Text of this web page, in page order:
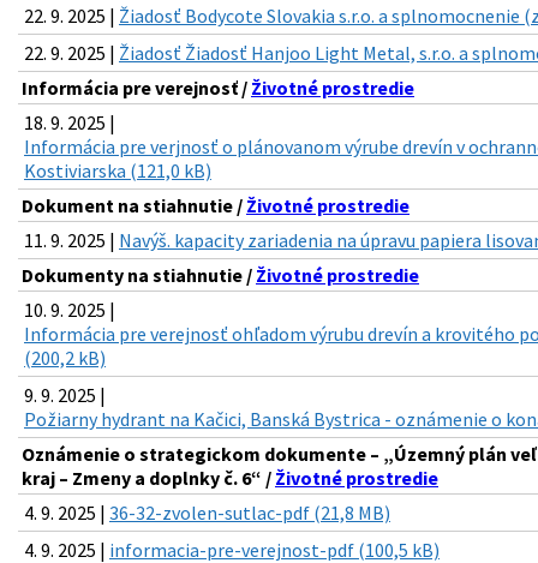
22. 9. 2025 | Žiadosť Bodycote Slovakia s.r.o. a splnomocnenie
22. 9. 2025 | Žiadosť Žiadosť Hanjoo Light Metal, s.r.o. a
Informácia pre verejnosť / Životné prostredie
18. 9. 2025 |
Informácia pre verjnosť o plánovanom výrube drevín v
Kostiviarska (121,0 kB)
Dokument na stiahnutie / Životné prostredie
11. 9. 2025 | Navýš. kapacity zariadenia na úpravu papiera
Dokumenty na stiahnutie / Životné prostredie
10. 9. 2025 |
Informácia pre verejnosť ohľadom výrubu drevín a krovitého
(200,2 kB)
9. 9. 2025 |
Požiarny hydrant na Kačici, Banská Bystrica - oznámenie o
Oznámenie o strategickom dokumente – „Územný plán
kraj – Zmeny a doplnky č. 6“ / Životné prostredie
4. 9. 2025 | 36-32-zvolen-sutlac-pdf (21,8 MB)
4. 9. 2025 | informacia-pre-verejnost-pdf (100,5 kB)